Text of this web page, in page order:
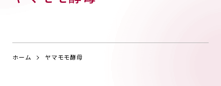
ホーム ヤマモモ酵母